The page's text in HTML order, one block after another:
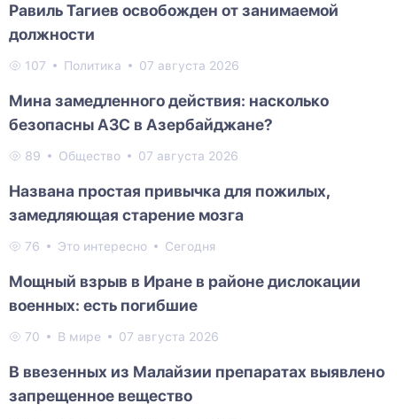
Равиль Тагиев освобожден от занимаемой
должности
107 Политика 07 августа 2026
Мина замедленного действия: насколько
безопасны АЗС в Азербайджане?
89 Общество 07 августа 2026
Названа простая привычка для пожилых,
замедляющая старение мозга
76 Это интересно Сегодня
Мощный взрыв в Иране в районе дислокации
военных: есть погибшие
70 В мире 07 августа 2026
В ввезенных из Малайзии препаратах выявлено
запрещенное вещество